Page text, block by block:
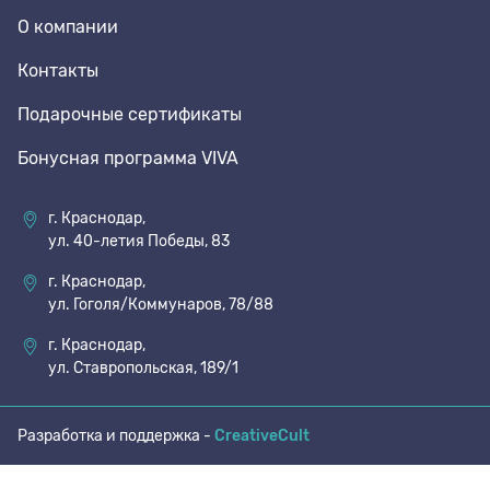
О компании
Контакты
Подарочные сертификаты
Бонусная программа VIVA
г. Краснодар,
ул. 40-летия Победы, 83
г. Краснодар,
ул. Гоголя/Коммунаров, 78/88
г. Краснодар,
ул. Ставропольская, 189/1
Разработка и поддержка - CreativeCult
8 den
Полустельки
Растяжитель и Очиститель
Рожки